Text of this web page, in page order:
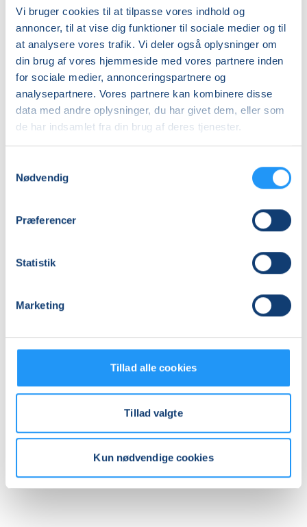
Vi bruger cookies til at tilpasse vores indhold og
annoncer, til at vise dig funktioner til sociale medier og til
at analysere vores trafik. Vi deler også oplysninger om
din brug af vores hjemmeside med vores partnere inden
for sociale medier, annonceringspartnere og
analysepartnere. Vores partnere kan kombinere disse
data med andre oplysninger, du har givet dem, eller som
de har indsamlet fra din brug af deres tjenester.
Nødvendig
Præferencer
Statistik
Marketing
Tillad alle cookies
Tillad valgte
Kun nødvendige cookies
Hensyntagen
DKK 850,00
Info
Nummer
26291
Første mødegang
torsdag 26.11.2026, kl. 13.20 - 14.50
12mødegange
Møllegården, Møllegade 5, 7800
Se på kort
Praktiske oplysninger